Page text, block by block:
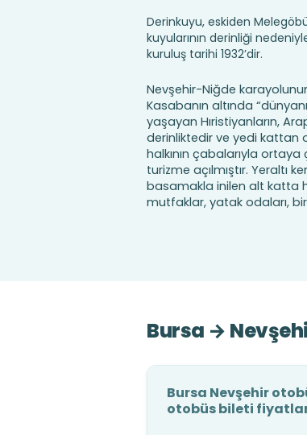
Derinkuyu, eskiden
kuyularının derinliği
kuruluş tarihi 1932’dir.
Nevşehir-Niğde
Kasabanın altında
yaşayan Hıristiyanların,
derinliktedir ve yedi kattan
halkının çabalarıyla ortaya
turizme açılmıştır. Yeraltı
basamakla inilen alt katta
mutfaklar, yatak odaları,
Bursa →
Bursa Nevşehir
otobüs bileti